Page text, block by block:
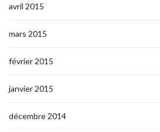
avril 2015
mars 2015
février 2015
janvier 2015
décembre 2014